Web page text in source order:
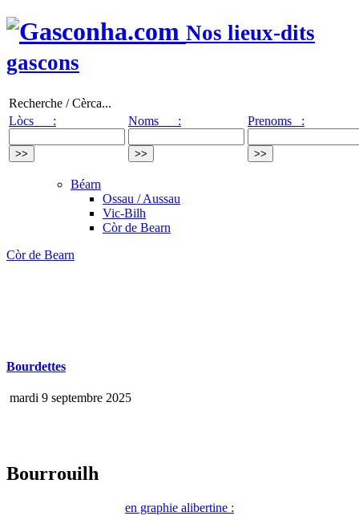
Nos lieux-dits
gascons
Recherche / Cèrca...
Lòcs :
Noms : Prenoms :
Béarn
Ossau / Aussau
Vic-Bilh
Còr de Bearn
Còr de Bearn
Bourdettes
mardi 9 septembre 2025
Bourrouilh
en graphie alibertine :